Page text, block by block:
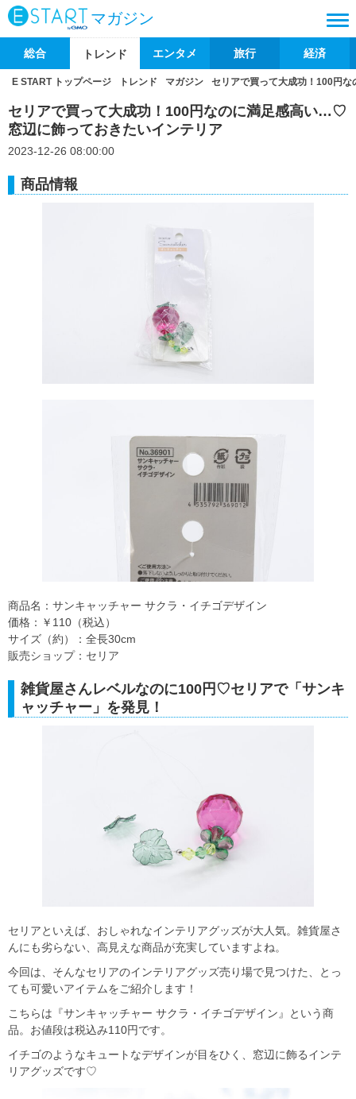
マガジン
総合 トレンド エンタメ 旅行 経済
E START トップページ トレンド マガジン セリアで買って大成功！100円
セリアで買って大成功！100円なのに満足感高い…♡
窓辺に飾っておきたいインテリア
2023-12-26 08:00:00
商品情報
商品名：サンキャッチャー サクラ・イチゴデザイン
価格：￥110（税込）
サイズ（約）：全長30cm
販売ショップ：セリア
雑貨屋さんレベルなのに100円♡セリアで「サンキ
ャッチャー」を発見！
セリアといえば、おしゃれなインテリアグッズが大人気。雑貨屋さ
んにも劣らない、高見えな商品が充実していますよね。
今回は、そんなセリアのインテリアグッズ売り場で見つけた、とっ
ても可愛いアイテムをご紹介します！
こちらは『サンキャッチャー サクラ・イチゴデザイン』という商
品。お値段は税込み110円です。
イチゴのようなキュートなデザインが目をひく、窓辺に飾るインテ
リアグッズです♡